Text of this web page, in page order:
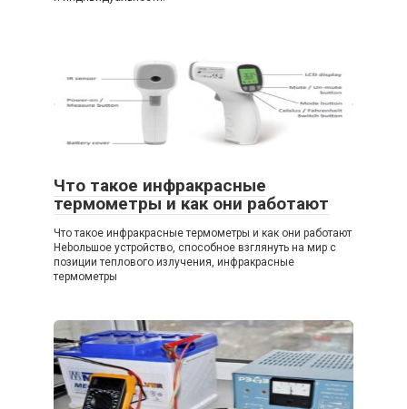
Что такое инфракрасные
термометры и как они работают
Что такое инфракрасные термометры и как они работают
Нebольшое устройство, способное взглянуть на мир с
позиции теплового излучения, инфракрасные
термометры